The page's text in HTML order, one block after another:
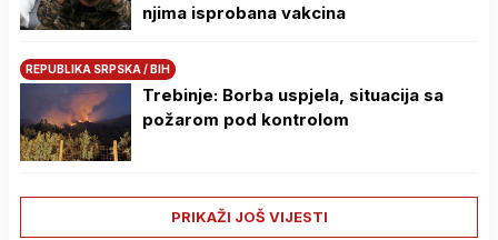
njima isprobana vakcina
REPUBLIKA SRPSKA / BIH
Trebinje: Borba uspjela, situacija sa
požarom pod kontrolom
PRIKAŽI JOŠ VIJESTI